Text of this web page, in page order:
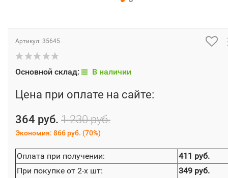
Артикул: 35645
Основной склад: В наличии
Цена при оплате на сайте:
364 руб. 1 230 руб.
Экономия: 866 руб. (70%)
Оплата при получении:
411 руб.
При покупке от 2-х шт:
349 руб.